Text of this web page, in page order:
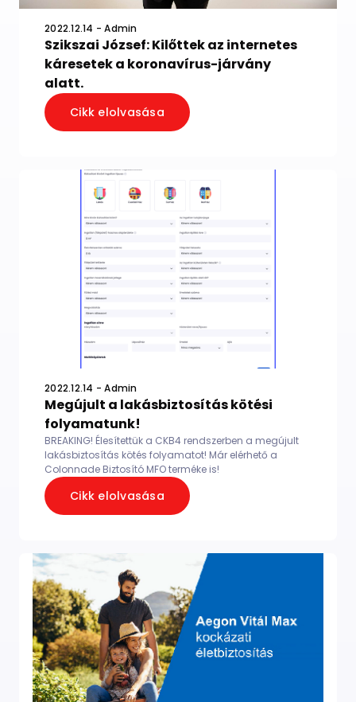
2022.12.14 - Admin
Szikszai József: Kilőttek az internetes
káresetek a koronavírus-járvány
alatt.
Cikk elolvasása
2022.12.14 - Admin
Megújult a lakásbiztosítás kötési
folyamatunk!
BREAKING! Élesítettük a CKB4 rendszerben a megújult
lakásbiztosítás kötés folyamatot! Már elérhető a
Colonnade Biztosító MFO terméke is!
Cikk elolvasása